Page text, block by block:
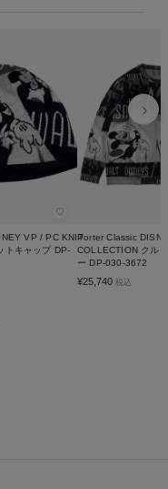
♡
VP / PC KNIT
トキャップ DP-
Porter Classic
COLLECTION クル
ー DP-030-3672
¥25,740 税込